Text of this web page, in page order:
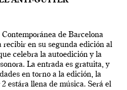
de Barcelona
recibir en su segunda edición al
celebra la autoedición y la
La entrada es gratuita, y
en torno a la edición, la
estára llena de música. Será el